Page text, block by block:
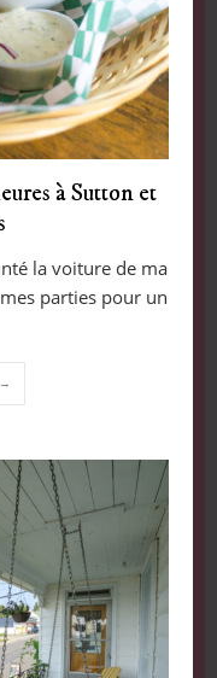
à Sutton et
la voiture de ma
parties pour un